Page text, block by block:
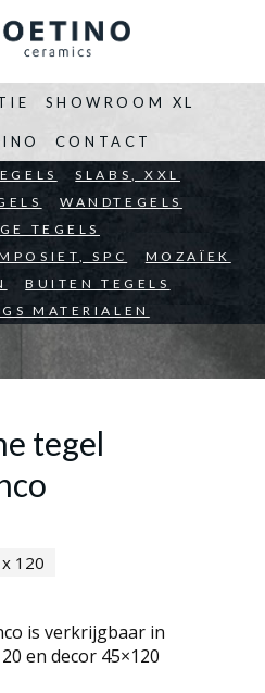
PARTICULIEREN
SLABS, XXL
WANDTEGELS
TEGELS
SPC
MOZAÏEK
BUITEN TEGELS
MATERIALEN
SHOWROOM XL
CONTACT
tegel
120
is verkrijgbaar in
en decor 45×120